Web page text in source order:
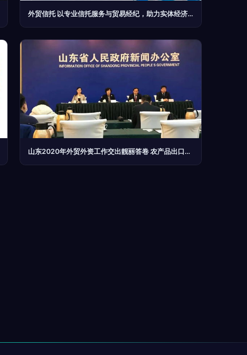
外贸信托 以专业信托服务与贸易经纪，助力实体经济高质量发展
山东2020年外贸外资工作交出靓丽答卷 农产品出口额连续22年居全国首位